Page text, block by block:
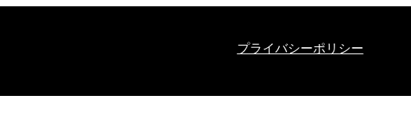
プライバシーポリシー